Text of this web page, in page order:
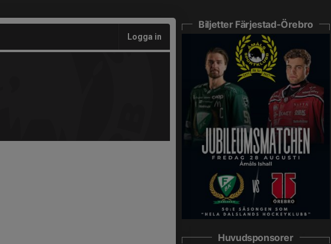
Logga in
Biljetter Färjestad-Örebro
Huvudsponsorer